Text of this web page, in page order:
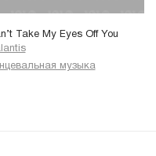
Take My Eyes Off You
музыка